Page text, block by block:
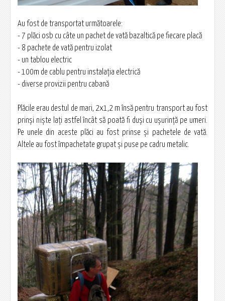
Au fost de transportat următoarele:
- 7 plăci osb cu câte un pachet de vată bazaltică pe fiecare placă
- 8 pachete de vată pentru izolat
- un tablou electric
- 100m de cablu pentru instalaţia electrică
- diverse provizii pentru cabană
Plăcile erau destul de mari, 2x1,2 m însă pentru transport au fost
prinşi nişte lați astfel încât să poată fi duşi cu uşurinţă pe umeri.
Pe unele din aceste plăci au fost prinse şi pachetele de vată.
Altele au fost împachetate grupat şi puse pe cadru metalic.